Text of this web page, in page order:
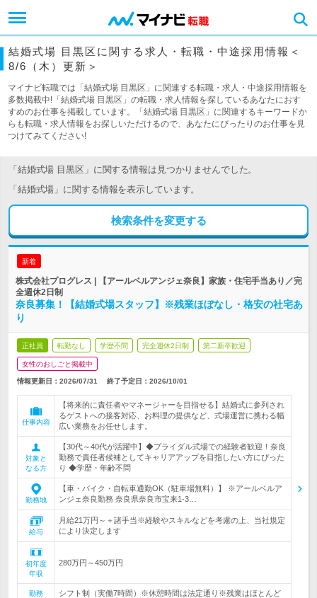
結婚式場 目黒区に関する求人・転職・中途採用情報＜
8/6（木）更新＞
マイナビ転職では「結婚式場 目黒区」に関連する転職・求人・中途採用情報を
多数掲載中!「結婚式場 目黒区」の転職・求人情報を探しているあなたにおす
すめのお仕事を掲載しています。「結婚式場 目黒区」に関連するキーワードか
らも転職・求人情報をお探しいただけるので、あなたにぴったりのお仕事を見
つけてみてください!
「結婚式場 目黒区」に関する情報は見つかりませんでした。
「結婚式場」に関する情報を表示しています。
検索条件を変更する
新着
株式会社プログレス | 【アールベルアンジェ奈良】家族・住宅手当あり／完
全週休2日制
奈良募集！【結婚式場スタッフ】※残業ほぼなし・格安の社宅あ
り
正社員 転勤なし 学歴不問 完全週休2日制 第二新卒歓迎
女性のおしごと掲載中
情報更新日：2026/07/31 終了予定日： 2026/10/01
仕事内容
【将来的に責任者やマネージャーを目指せる】結婚式に参列され
るゲストへの接客対応、お料理の提供など、式場運営に携わる幅
広い業務をお任せします。
対象と
なる方
【30代～40代が活躍中】◆ブライダル式場での経験者歓迎！奈良
勤務で責任者候補としてキャリアアップを目指したい方にぴった
り ◆学歴・年齢不問
勤務地
【車・バイク・自転車通勤OK（駐車場無料）】 ※アールベルア
ンジェ奈良勤務 奈良県奈良市宝来1-3…
給与
月給21万円～＋諸手当※経験やスキルなどを考慮の上、当社規定
により決定します
初年度
年収
280万円～450万円
勤務
シフト制（実働7時間）※休憩時間は法定通り※残業はほとんど